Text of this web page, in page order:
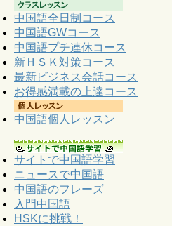
中国語全日制コース
中国語GWコース
中国語プチ連休コース
新ＨＳＫ対策コース
最新ビジネス会話コース
お得感満載の上達コース
中国語個人レッスン
サイトで中国語学習
ニュースで中国語
中国語のフレーズ
入門中国語
HSKに挑戦！